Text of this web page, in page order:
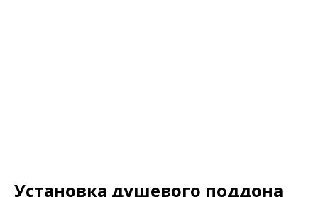
Установка душевого поддона